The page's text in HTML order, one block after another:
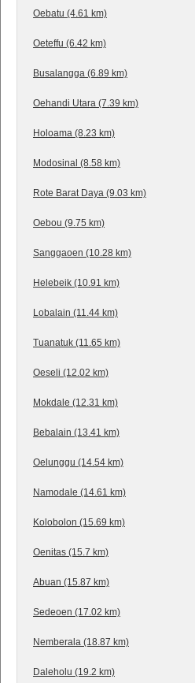
Oebatu (4.61 km)
Oeteffu (6.42 km)
Busalangga (6.89 km)
Oehandi Utara (7.39 km)
Holoama (8.23 km)
Modosinal (8.58 km)
Rote Barat Daya (9.03 km)
Oebou (9.75 km)
Sanggaoen (10.28 km)
Helebeik (10.91 km)
Lobalain (11.44 km)
Tuanatuk (11.65 km)
Oeseli (12.02 km)
Mokdale (12.31 km)
Bebalain (13.41 km)
Oelunggu (14.54 km)
Namodale (14.61 km)
Kolobolon (15.69 km)
Oenitas (15.7 km)
Abuan (15.87 km)
Sedeoen (17.02 km)
Nemberala (18.87 km)
Daleholu (19.2 km)